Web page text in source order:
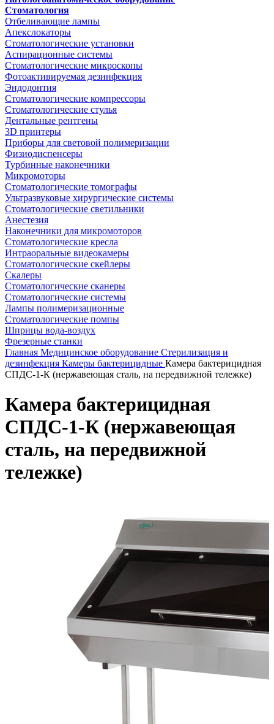
Стоматология
Отбеливающие лампы
Апекслокаторы
Стоматологические установки
Аспирационные системы
Стоматологические микроскопы
Фотоактивируемая дезинфекция
Эндодонтия
Стоматологические компрессоры
Стоматологические стулья
Дентальные рентгены
3D принтеры
Приборы для световой полимеризации
Физиодиспенсеры
Турбинные наконечники
Микромоторы
Стоматологические томографы
Ультразвуковые хирургические системы
Стоматологические светильники
Анестезия
Наконечники для микромоторов
Стоматологические кресла
Интраоральные видеокамеры
Стоматологические скейлеры
Скалеры
Стоматологические сканеры
Стоматологические системы
Лампы полимеризационные
Стоматологические помпы
Шприцы вода-воздух
Фрезерные станки
Главная Медицинское оборудование Стерилизация и
дезинфекция Камеры бактерицидные Камера бактерицидная
СПДС-1-К (нержавеющая сталь, на передвижной тележке)
Камера бактерицидная
СПДС-1-К (нержавеющая
сталь, на передвижной
тележке)